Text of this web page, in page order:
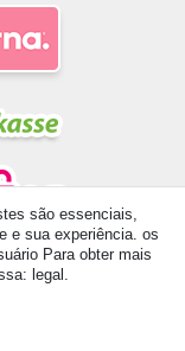
article detail
são essenciais,
e sua experiência. os
Para obter mais
legal.